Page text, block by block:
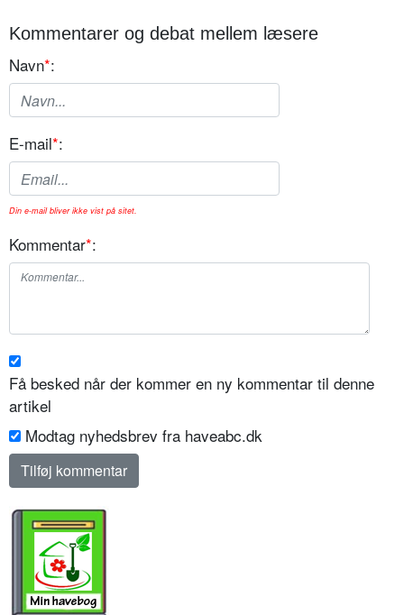
Kommentarer og debat mellem læsere
Navn*:
E-mail*:
Din e-mail bliver ikke vist på sitet.
Kommentar*:
Få besked når der kommer en ny kommentar til denne
artikel
Modtag nyhedsbrev fra haveabc.dk